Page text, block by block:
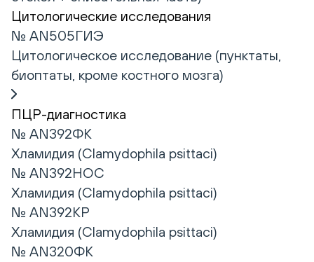
Цитологические исследования
№ AN505ГИЭ
Цитологическое исследование (пунктаты,
биоптаты, кроме костного мозга)
ПЦР-диагностика
№ AN392ФК
Хламидия (Clamydophila psittaci)
№ AN392НОС
Хламидия (Clamydophila psittaci)
№ AN392КР
Хламидия (Clamydophila psittaci)
№ AN320ФК